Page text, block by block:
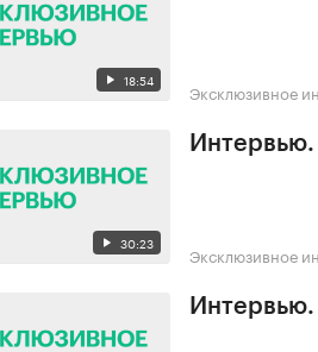
18:54 Эксклюзивное
30:23 Эксклюзивное